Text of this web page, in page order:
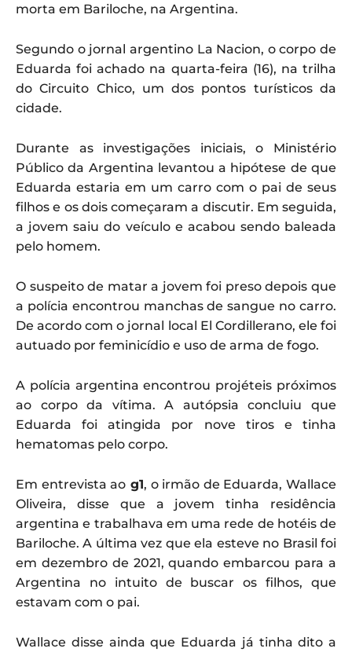
morta em Bariloche, na Argentina.
Segundo o jornal argentino La Nacion, o corpo de
Eduarda foi achado na quarta-feira (16), na trilha
do Circuito Chico, um dos pontos turísticos da
cidade.
Durante as investigações iniciais, o Ministério
Público da Argentina levantou a hipótese de que
Eduarda estaria em um carro com o pai de seus
filhos e os dois começaram a discutir. Em seguida,
a jovem saiu do veículo e acabou sendo baleada
pelo homem.
O suspeito de matar a jovem foi preso depois que
a polícia encontrou manchas de sangue no carro.
De acordo com o jornal local El Cordillerano, ele foi
autuado por feminicídio e uso de arma de fogo.
A polícia argentina encontrou projéteis próximos
ao corpo da vítima. A autópsia concluiu que
Eduarda foi atingida por nove tiros e tinha
hematomas pelo corpo.
Em entrevista ao g1, o irmão de Eduarda, Wallace
Oliveira, disse que a jovem tinha residência
argentina e trabalhava em uma rede de hotéis de
Bariloche. A última vez que ela esteve no Brasil foi
em dezembro de 2021, quando embarcou para a
Argentina no intuito de buscar os filhos, que
estavam com o pai.
Wallace disse ainda que Eduarda já tinha dito a